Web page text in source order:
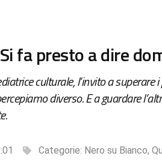
fa presto a dire
culturale, l’invito a superare
diverso. E a guardare
Categorie: Nero su Bianco,